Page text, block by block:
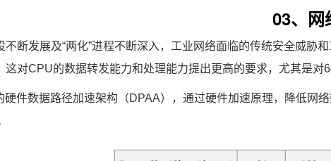
03、网
不断发展及“两化”进程不断深入，工业网络面临的传统安全威胁和
这对CPU的数据转发能力和处理能力提出更高的要求，尤其是
硬件数据路径加速架构（DPAA），通过硬件加速原理，降低